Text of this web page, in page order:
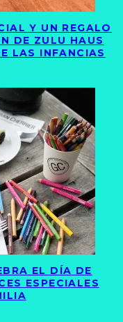
Y UN REGALO
DE ZULU HAUS
LAS INFANCIAS
EL DÍA DE
ESPECIALES